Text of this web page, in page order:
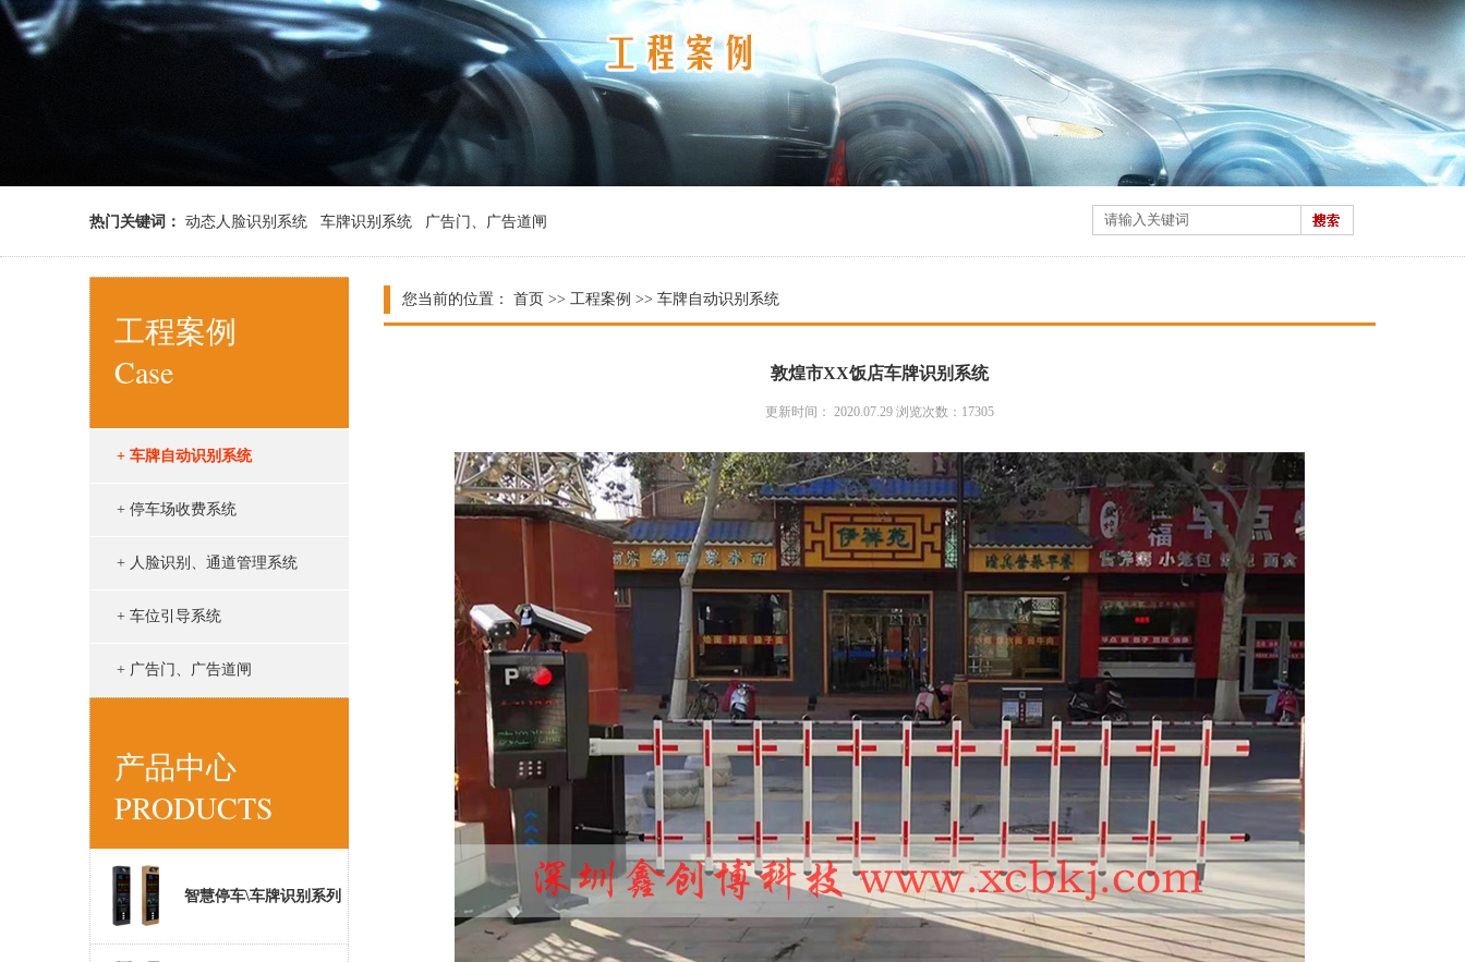
热门关键词： 动态人脸识别系统 车牌识别系统 广告门、广告道闸
您当前的位置： 首页 >> 工程案例 >> 车牌自动识别系统
敦煌市XX饭店车牌识别系统
更新时间： 2020.07.29 浏览次数：17305
工程案例
Case
+ 车牌自动识别系统
+ 停车场收费系统
+ 人脸识别、通道管理系统
+ 车位引导系统
+ 广告门、广告道闸
产品中心
PRODUCTS
智慧停车\车牌识别系列